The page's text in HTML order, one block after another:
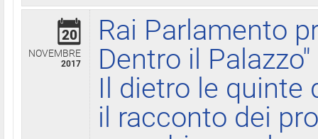
20
NOVEMBRE
2017
Rai Parlamento
Dentro il Palazzo"
Il dietro le quinte
il racconto dei